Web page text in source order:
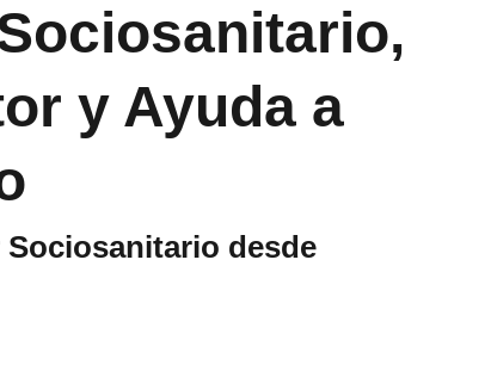
y Ayuda a
desde